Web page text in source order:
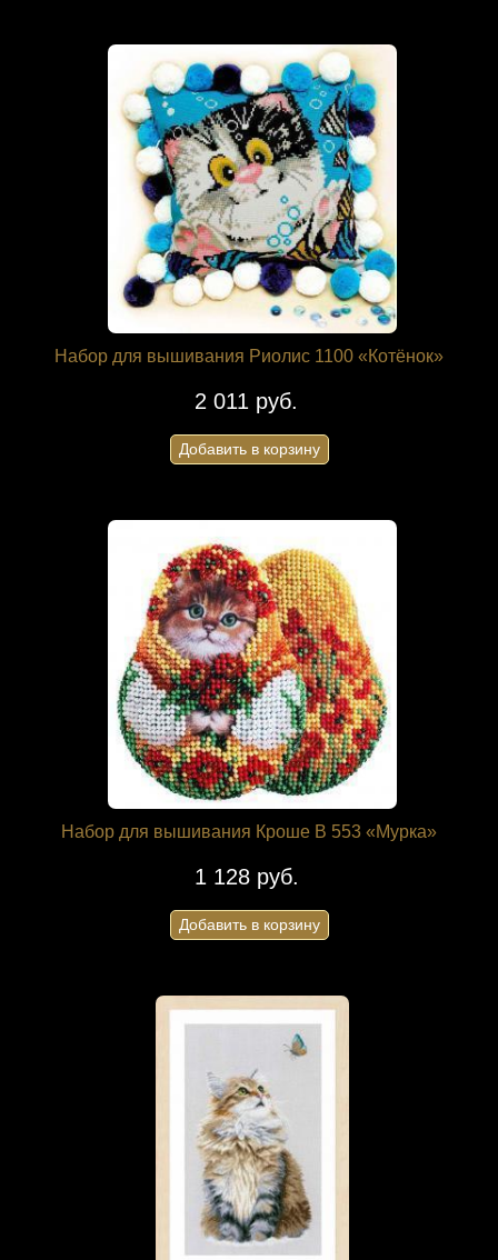
Набор для вышивания Риолис 1100 «Котёнок»
2 011 руб.
Добавить в корзину
Набор для вышивания Кроше В 553 «Мурка»
1 128 руб.
Добавить в корзину